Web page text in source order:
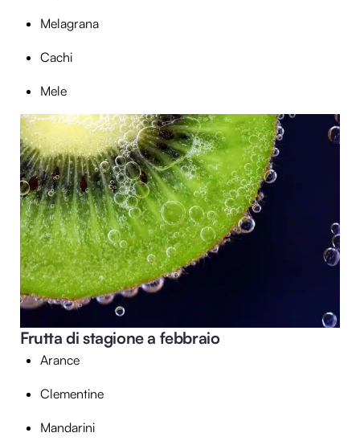
Melagrana
Cachi
Mele
Frutta di stagione a febbraio
Arance
Clementine
Mandarini